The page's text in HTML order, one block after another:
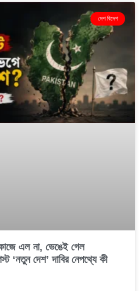
দেশ বিদেশ
এল না, ভেঙেই গেল
‘নতুন দেশ’ দাবির নেপথ্যে কী